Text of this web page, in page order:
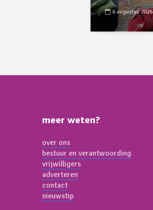
6 augustus 2026
meer weten?
over ons
bestuur en verantwoording
vrijwilligers
adverteren
contact
nieuwstip